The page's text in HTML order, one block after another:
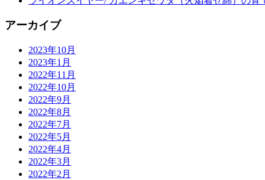
アーカイブ
2023年10月
2023年1月
2022年11月
2022年10月
2022年9月
2022年8月
2022年7月
2022年5月
2022年4月
2022年3月
2022年2月